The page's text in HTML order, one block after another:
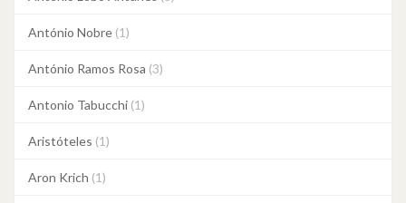
António Nobre (1)
António Ramos Rosa (3)
Antonio Tabucchi (1)
Aristóteles (1)
Aron Krich (1)